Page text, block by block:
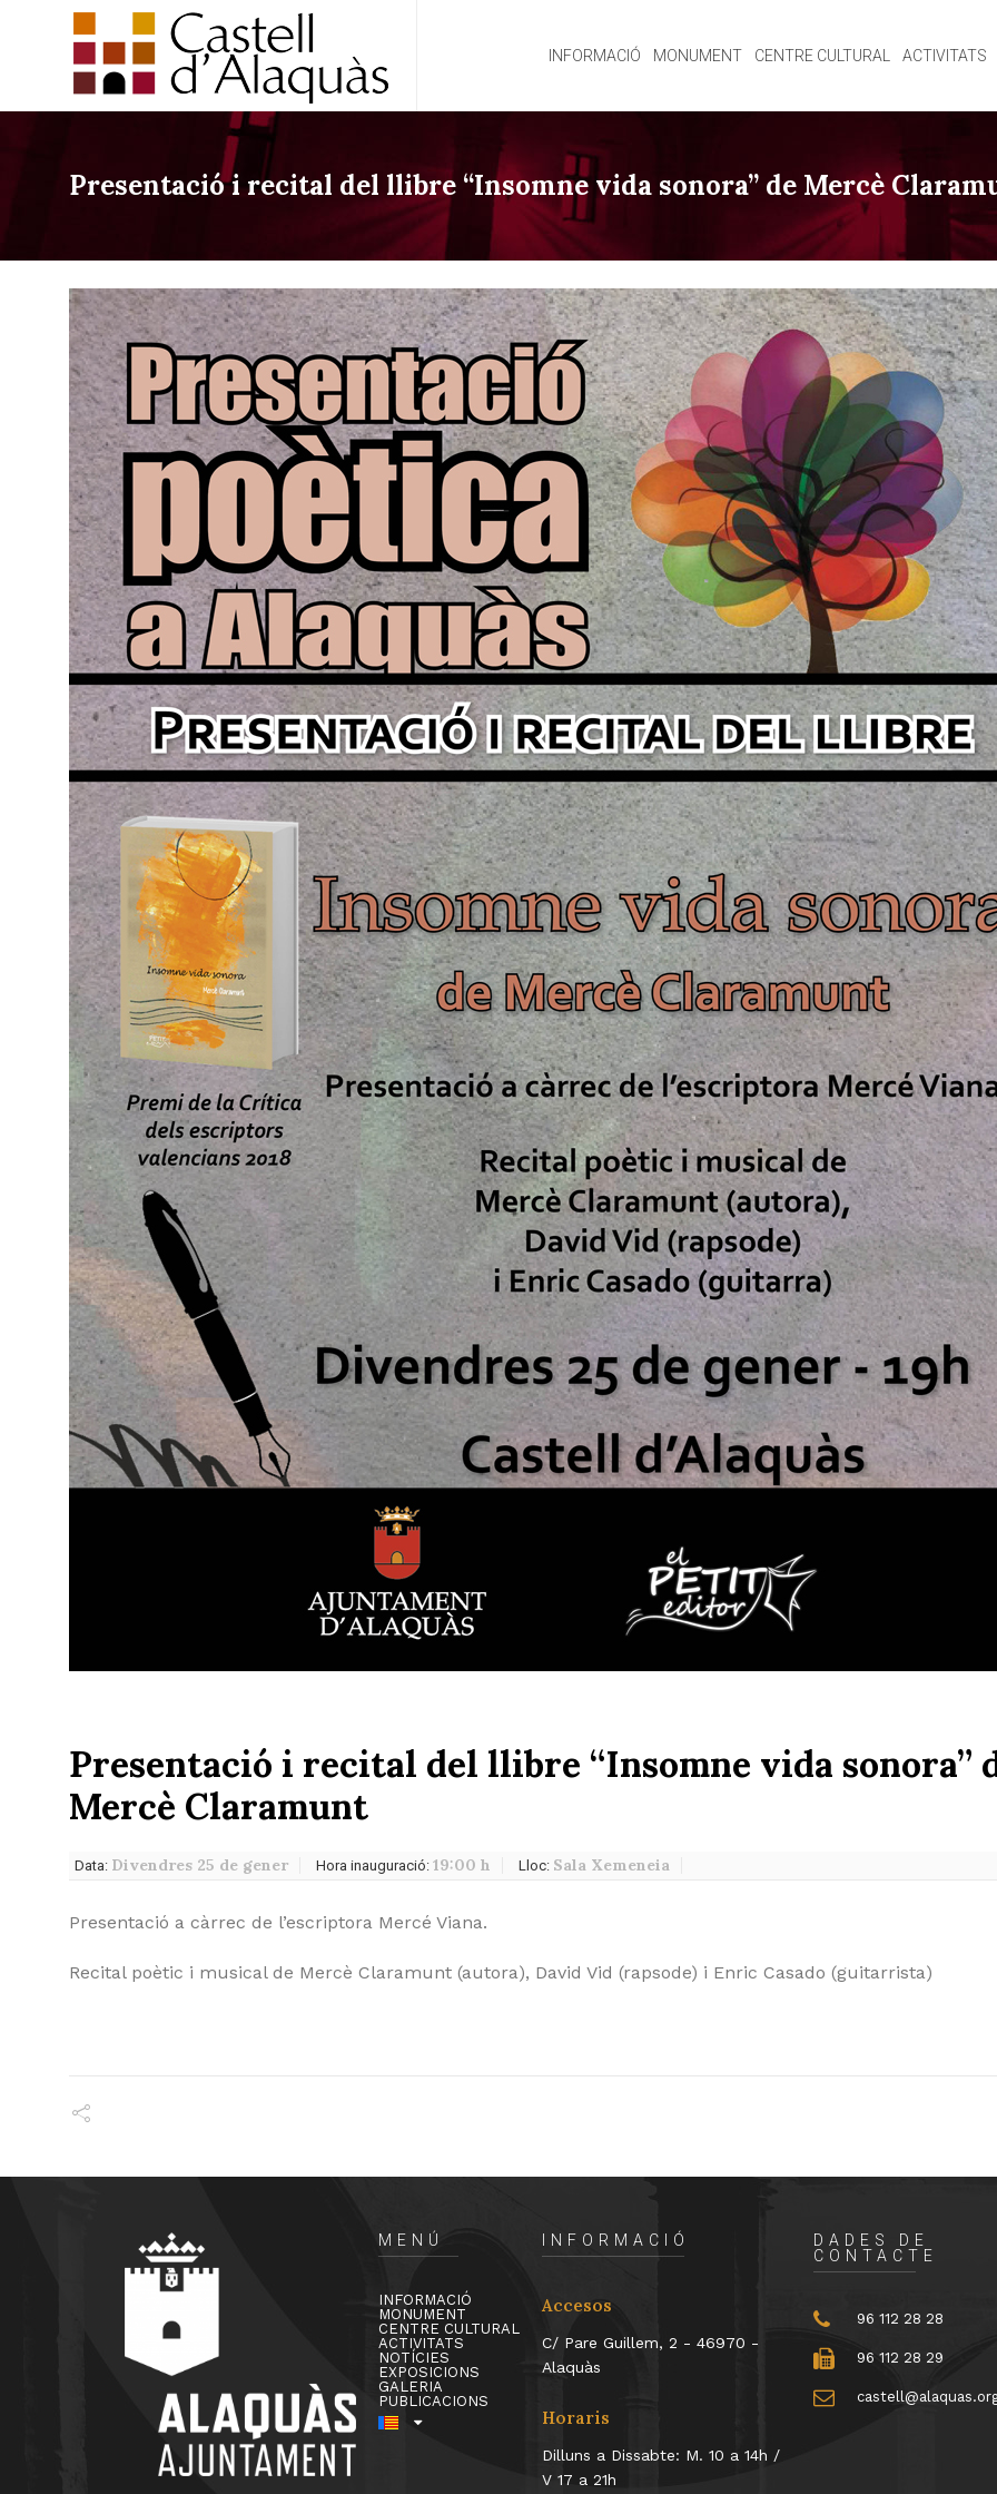
INFORMACIÓ MONUMENT CENTRE CULTURAL ACTIVITATS
Presentació i recital del llibre “Insomne vida sonora” de Mercè
Presentació i recital del llibre “Insomne vida sonora”
Mercè Claramunt
Data: Divendres 25 de gener Hora inauguració: 19:00 h Lloc: Sala Xemeneia
Presentació a càrrec de l’escriptora Mercé Viana.
Recital poètic i musical de Mercè Claramunt (autora), David Vid (rapsode) i Enric Casado (guitarrista)
MENÚ
INFORMACIÓ
MONUMENT
CENTRE CULTURAL
ACTIVITATS
NOTÍCIES
EXPOSICIONS
GALERIA
PUBLICACIONS
INFORMACIÓ
Accesos
C/ Pare Guillem, 2 - 46970 -
Alaquàs
Horaris
Dilluns a Dissabte: M. 10 a 14h /
V 17 a 21h
DADES DE
CONTACTE
96 112 28 28
96 112 28 29